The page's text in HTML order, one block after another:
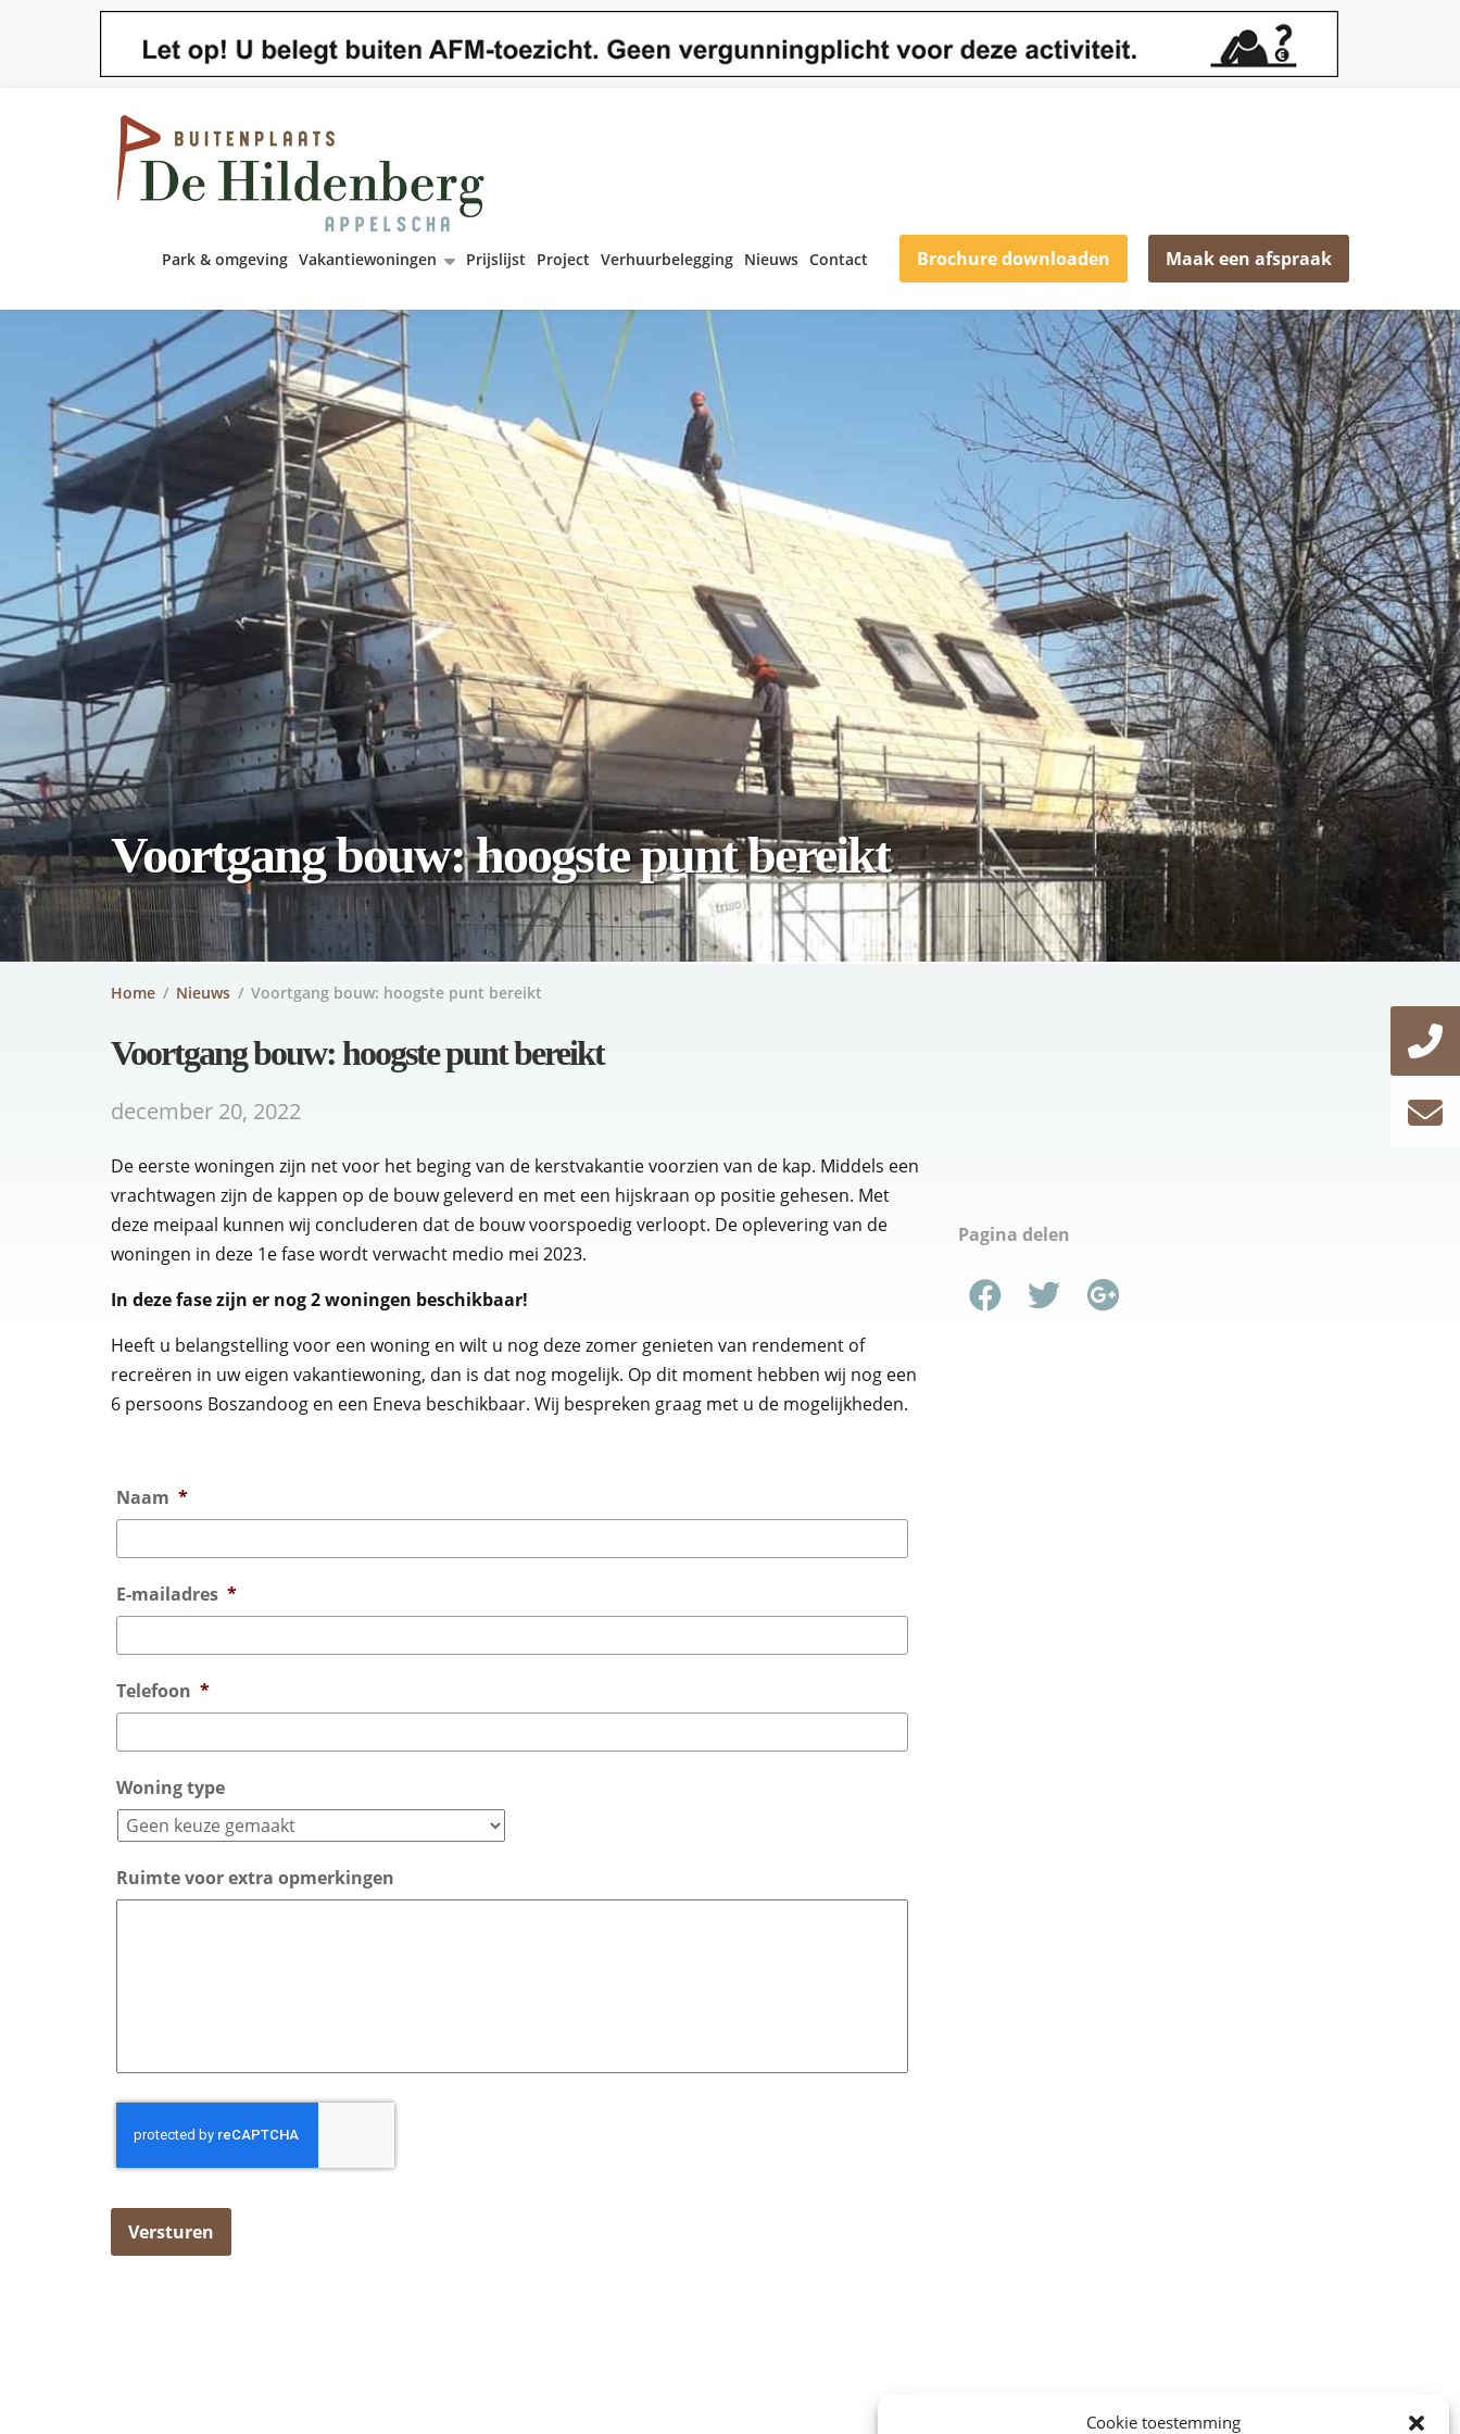
Cookie toestemming
Park & omgeving Vakantiewoningen Prijslijst Project Verhuurbelegging Nieuws Contact Brochure downloaden Maak een afspraak
Voortgang bouw: hoogste punt bereikt
Home / Nieuws / Voortgang bouw: hoogste punt bereikt
Voortgang bouw: hoogste punt bereikt
december 20, 2022
De eerste woningen zijn net voor het beging van de kerstvakantie voorzien van de kap. Middels een
vrachtwagen zijn de kappen op de bouw geleverd en met een hijskraan op positie gehesen. Met
deze meipaal kunnen wij concluderen dat de bouw voorspoedig verloopt. De oplevering van de
woningen in deze 1e fase wordt verwacht medio mei 2023.
In deze fase zijn er nog 2 woningen beschikbaar!
Heeft u belangstelling voor een woning en wilt u nog deze zomer genieten van rendement of
recreëren in uw eigen vakantiewoning, dan is dat nog mogelijk. Op dit moment hebben wij nog een
6 persoons Boszandoog en een Eneva beschikbaar. Wij bespreken graag met u de mogelijkheden.
Naam *
E-mailadres *
Telefoon *
Woning type
Ruimte voor extra opmerkingen
Versturen
Pagina delen